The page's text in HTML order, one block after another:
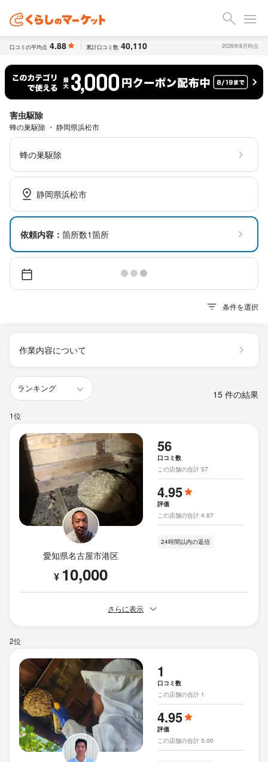
口コミの平均点 4.88 累計口コミ数 40,110 2026年8月時点
害虫駆除
蜂の巣駆除 ・ 静岡県浜松市
蜂の巣駆除
静岡県浜松市
依頼内容： 箇所数1箇所
条件を選択
作業内容について
15 件の結果
1位
愛知県名古屋市港区
¥ 10,000
56
口コミ数
この店舗の合計 57
4.95
評価
この店舗の合計 4.87
24時間以内の返信
さらに表示
2位
1
口コミ数
この店舗の合計 1
4.95
評価
この店舗の合計 5.00